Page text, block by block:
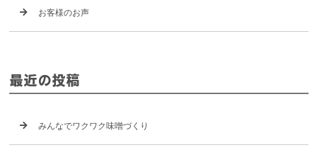
お客様のお声
最近の投稿
みんなでワクワク味噌づくり